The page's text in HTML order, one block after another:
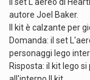
autore Joel Baker.
Il kit è calzante per
Domanda: il set
personaggi lego
Risposta: il kit lego